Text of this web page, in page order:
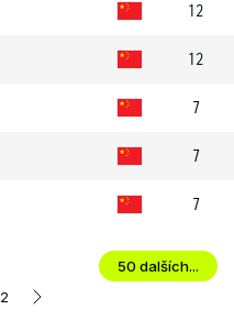
12
12
7
7
7
50 dalších...
2